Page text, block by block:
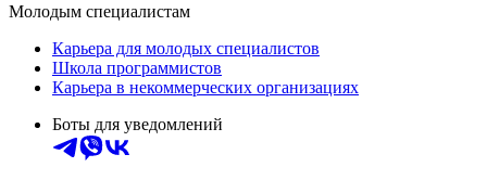
Молодым специалистам
Карьера для молодых специалистов
Школа программистов
Карьера в некоммерческих организациях
Боты для уведомлений